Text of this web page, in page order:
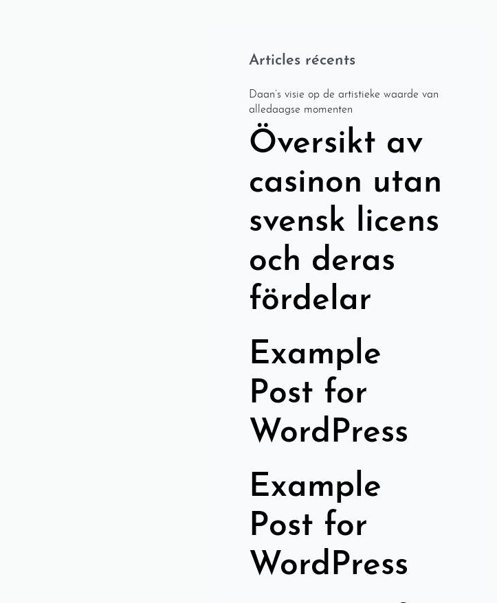
Articles récents
Daan’s visie op de artistieke waarde van
alledaagse momenten
Översikt av
casinon utan
svensk licens
och deras
fördelar
Example
Post for
WordPress
Example
Post for
WordPress